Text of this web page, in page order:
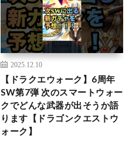
2025.12.10
【ドラクエウォーク】6周年
SW第7弾 次のスマートウォー
クでどんな武器が出そうか語
ります【ドラゴンクエストウ
ォーク】